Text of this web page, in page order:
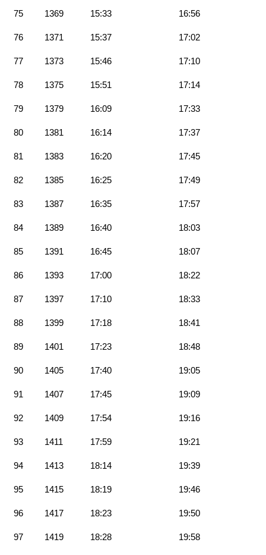
75 1369 15:33 16:56
76 1371 15:37 17:02
77 1373 15:46 17:10
78 1375 15:51 17:14
79 1379 16:09 17:33
80 1381 16:14 17:37
81 1383 16:20 17:45
82 1385 16:25 17:49
83 1387 16:35 17:57
84 1389 16:40 18:03
85 1391 16:45 18:07
86 1393 17:00 18:22
87 1397 17:10 18:33
88 1399 17:18 18:41
89 1401 17:23 18:48
90 1405 17:40 19:05
91 1407 17:45 19:09
92 1409 17:54 19:16
93 1411 17:59 19:21
94 1413 18:14 19:39
95 1415 18:19 19:46
96 1417 18:23 19:50
97 1419 18:28 19:58